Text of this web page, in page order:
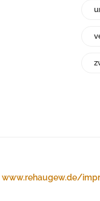
www.rehaugew.de/